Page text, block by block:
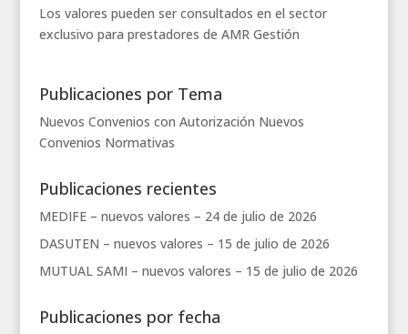
Los valores pueden ser consultados en el sector
exclusivo para prestadores de AMR Gestión
Publicaciones por Tema
Nuevos Convenios con Autorización Nuevos
Convenios Normativas
Publicaciones recientes
MEDIFE – nuevos valores – 24 de julio de 2026
DASUTEN – nuevos valores – 15 de julio de 2026
MUTUAL SAMI – nuevos valores – 15 de julio de 2026
Publicaciones por fecha